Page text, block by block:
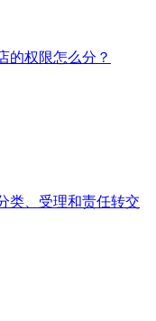
的权限怎么分？
类、受理和责任转交